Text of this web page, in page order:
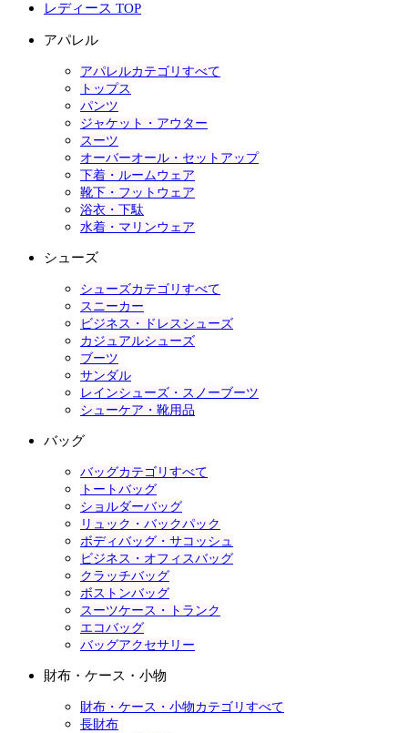
レディース TOP
アパレル
アパレルカテゴリすべて
トップス
パンツ
ジャケット・アウター
スーツ
オーバーオール・セットアップ
下着・ルームウェア
靴下・フットウェア
浴衣・下駄
水着・マリンウェア
シューズ
シューズカテゴリすべて
スニーカー
ビジネス・ドレスシューズ
カジュアルシューズ
ブーツ
サンダル
レインシューズ・スノーブーツ
シューケア・靴用品
バッグ
バッグカテゴリすべて
トートバッグ
ショルダーバッグ
リュック・バックパック
ボディバッグ・サコッシュ
ビジネス・オフィスバッグ
クラッチバッグ
ボストンバッグ
スーツケース・トランク
エコバッグ
バッグアクセサリー
財布・ケース・小物
財布・ケース・小物カテゴリすべて
長財布